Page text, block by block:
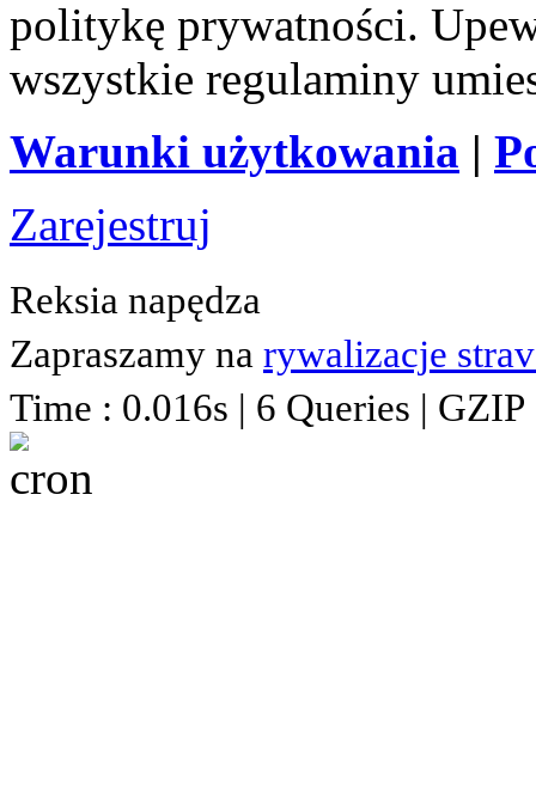
politykę prywatności.
wszystkie regulaminy
Warunki użytkowania |
Zarejestruj
Reksia napędza
Zapraszamy na rywalizacje
Time : 0.016s | 6 Queries |